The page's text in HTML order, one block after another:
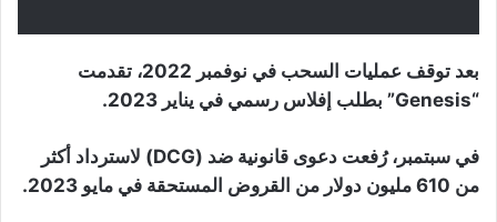
بعد توقف عمليات السحب في نوفمبر 2022، تقدمت
“Genesis” بطلب إفلاس رسمي في يناير 2023.
في سبتمبر، رُفعت دعوى قانونية ضد (DCG) لاسترداد أكثر
من 610 مليون دولار من القروض المستحقة في مايو 2023.